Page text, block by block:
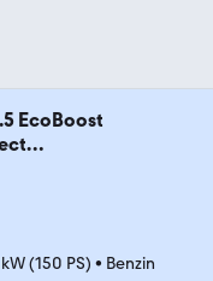
EcoBoost
(150 PS) • Benzin